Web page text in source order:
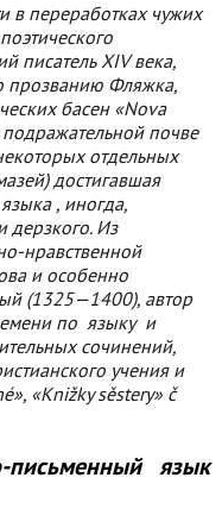
в переработках чужих
писатель XIV века,
прозванию Фляжка,
басен «Nova
почве
отдельных
достигавшая
, иногда,
дерзкого. Из
нравственной
и особенно
(1325—1400), автор
по языку и
сочинений,
учения и
«Knižky sěstery» č
письменный язык